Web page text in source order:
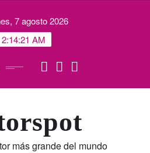
7 agosto 2026
2:14:21 AM
más grande del mundo